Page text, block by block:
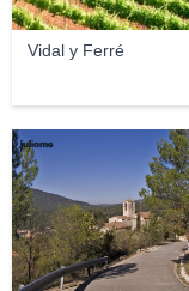
Vidal y Ferré
juliome